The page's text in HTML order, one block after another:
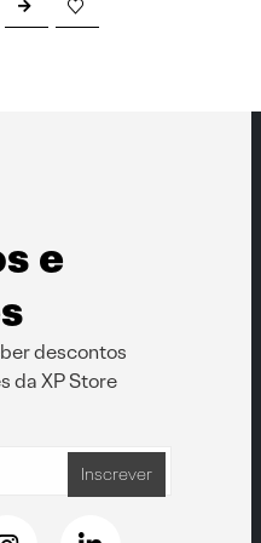
e
descontos
da XP Store
Inscrever